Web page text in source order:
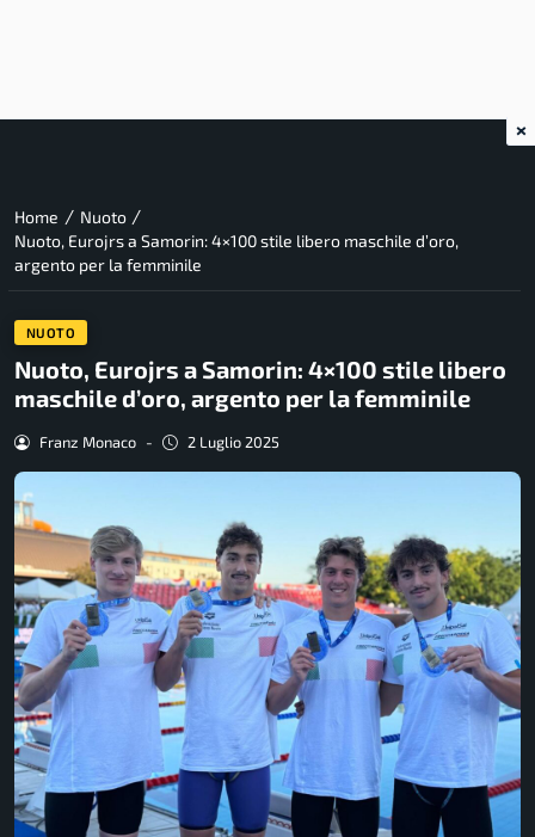
Home / Nuoto /
Nuoto, Eurojrs a Samorin: 4×100 stile libero maschile d’oro,
argento per la femminile
NUOTO
Nuoto, Eurojrs a Samorin: 4×100 stile libero
maschile d’oro, argento per la femminile
Franz Monaco - 2 Luglio 2025
×